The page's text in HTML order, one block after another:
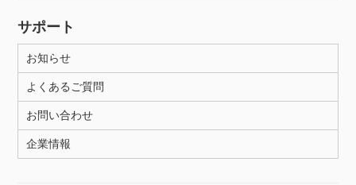
サポート
お知らせ
よくあるご質問
お問い合わせ
企業情報